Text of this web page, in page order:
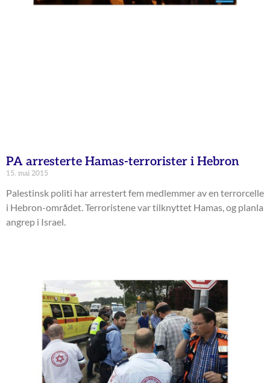
PA arresterte Hamas-terrorister i Hebron
15. mai 2015
Palestinsk politi har arrestert fem medlemmer av en terrorcelle
i Hebron-området. Terroristene var tilknyttet Hamas, og planla
angrep i Israel.